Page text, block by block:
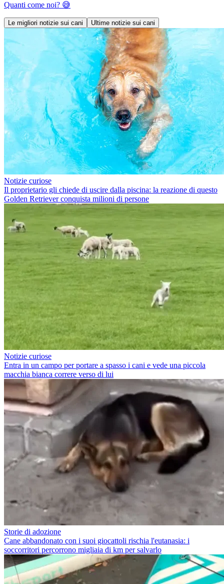
Quanti come noi? 😅
Le migliori notizie sui cani Ultime notizie sui cani
Notizie curiose
Il proprietario gli chiede di uscire dalla piscina: la reazione di questo
Golden Retriever conquista milioni di persone
Notizie curiose
Entra in un campo per portare a spasso i cani e vede una piccola
macchia bianca correre verso di lui
Storie di adozione
Cane abbandonato con i suoi giocattoli rischia l'eutanasia: i
soccorritori percorrono migliaia di km per salvarlo